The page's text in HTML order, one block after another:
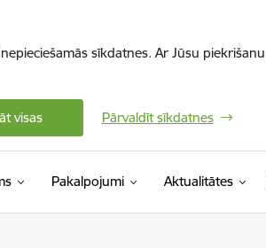
sīkdatnes. Ar Jūsu
visas Pārvaldīt sīkdatnes
Pakalpojumi Aktualitātes